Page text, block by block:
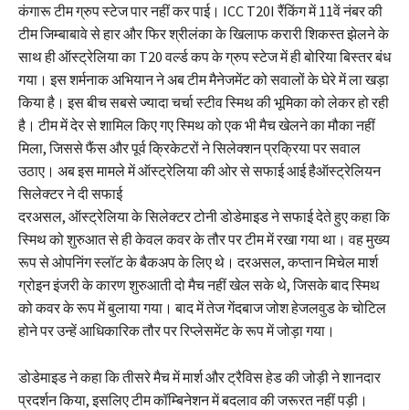
कंगारू टीम ग्रुप स्टेज पार नहीं कर पाई। ICC T20I रैंकिंग में 11वें नंबर की
टीम जिम्बाबावे से हार और फिर श्रीलंका के खिलाफ करारी शिकस्त झेलने के
साथ ही ऑस्ट्रेलिया का T20 वर्ल्ड कप के ग्रुप स्टेज में ही बोरिया बिस्तर बंध
गया। इस शर्मनाक अभियान ने अब टीम मैनेजमेंट को सवालों के घेरे में ला खड़ा
किया है। इस बीच सबसे ज्यादा चर्चा स्टीव स्मिथ की भूमिका को लेकर हो रही
है। टीम में देर से शामिल किए गए स्मिथ को एक भी मैच खेलने का मौका नहीं
मिला, जिससे फैंस और पूर्व क्रिकेटरों ने सिलेक्शन प्रक्रिया पर सवाल
उठाए। अब इस मामले में ऑस्ट्रेलिया की ओर से सफाई आई हैऑस्ट्रेलियन
सिलेक्टर ने दी सफाई
दरअसल, ऑस्ट्रेलिया के सिलेक्टर टोनी डोडेमाइड ने सफाई देते हुए कहा कि
स्मिथ को शुरुआत से ही केवल कवर के तौर पर टीम में रखा गया था। वह मुख्य
रूप से ओपनिंग स्लॉट के बैकअप के लिए थे। दरअसल, कप्तान मिचेल मार्श
ग्रोइन इंजरी के कारण शुरुआती दो मैच नहीं खेल सके थे, जिसके बाद स्मिथ
को कवर के रूप में बुलाया गया। बाद में तेज गेंदबाज जोश हेजलवुड के चोटिल
होने पर उन्हें आधिकारिक तौर पर रिप्लेसमेंट के रूप में जोड़ा गया।
डोडेमाइड ने कहा कि तीसरे मैच में मार्श और ट्रैविस हेड की जोड़ी ने शानदार
प्रदर्शन किया, इसलिए टीम कॉम्बिनेशन में बदलाव की जरूरत नहीं पड़ी।